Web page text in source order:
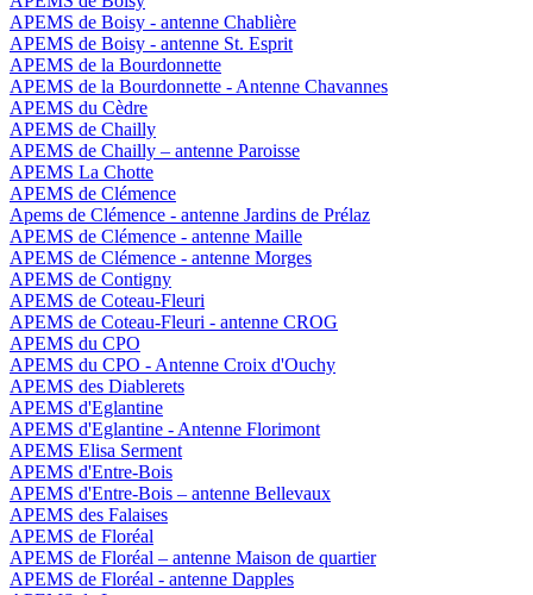
APEMS de Boisy - antenne Chablière
APEMS de Boisy - antenne St. Esprit
APEMS de la Bourdonnette
APEMS de la Bourdonnette - Antenne Chavannes
APEMS du Cèdre
APEMS de Chailly
APEMS de Chailly – antenne Paroisse
APEMS La Chotte
APEMS de Clémence
Apems de Clémence - antenne Jardins de Prélaz
APEMS de Clémence - antenne Maille
APEMS de Clémence - antenne Morges
APEMS de Contigny
APEMS de Coteau-Fleuri
APEMS de Coteau-Fleuri - antenne CROG
APEMS du CPO
APEMS du CPO - Antenne Croix d'Ouchy
APEMS des Diablerets
APEMS d'Eglantine
APEMS d'Eglantine - Antenne Florimont
APEMS Elisa Serment
APEMS d'Entre-Bois
APEMS d'Entre-Bois – antenne Bellevaux
APEMS des Falaises
APEMS de Floréal
APEMS de Floréal – antenne Maison de quartier
APEMS de Floréal - antenne Dapples